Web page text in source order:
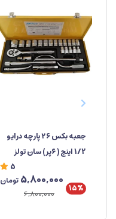
جعبه بکس ۲۶ پارچه درایو
1/2 اینچ ( ۶پر) سان تولز
5
15%
5,800,000تومان
6,800,000